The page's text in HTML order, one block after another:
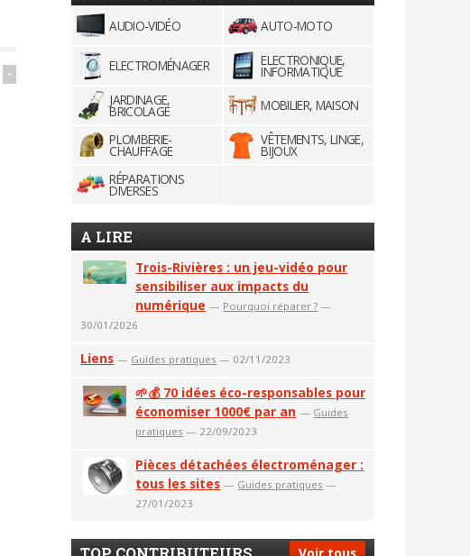
-
AUDIO-VIDÉO AUTO-MOTO
ELECTROMÉNAGER ELECTRONIQUE,
INFORMATIQUE
JARDINAGE,
BRICOLAGE
MOBILIER, MAISON
PLOMBERIE-
CHAUFFAGE
VÊTEMENTS, LINGE,
BIJOUX
RÉPARATIONS
DIVERSES
A LIRE
Trois-Rivières : un jeu-vidéo pour
sensibiliser aux impacts du
numérique — Pourquoi réparer ? —
30/01/2026
Liens — Guides pratiques — 02/11/2023
🌱💰 70 idées éco-responsables pour
économiser 1000€ par an — Guides
pratiques — 22/09/2023
Pièces détachées électroménager :
tous les sites — Guides pratiques —
27/01/2023
Voir tous